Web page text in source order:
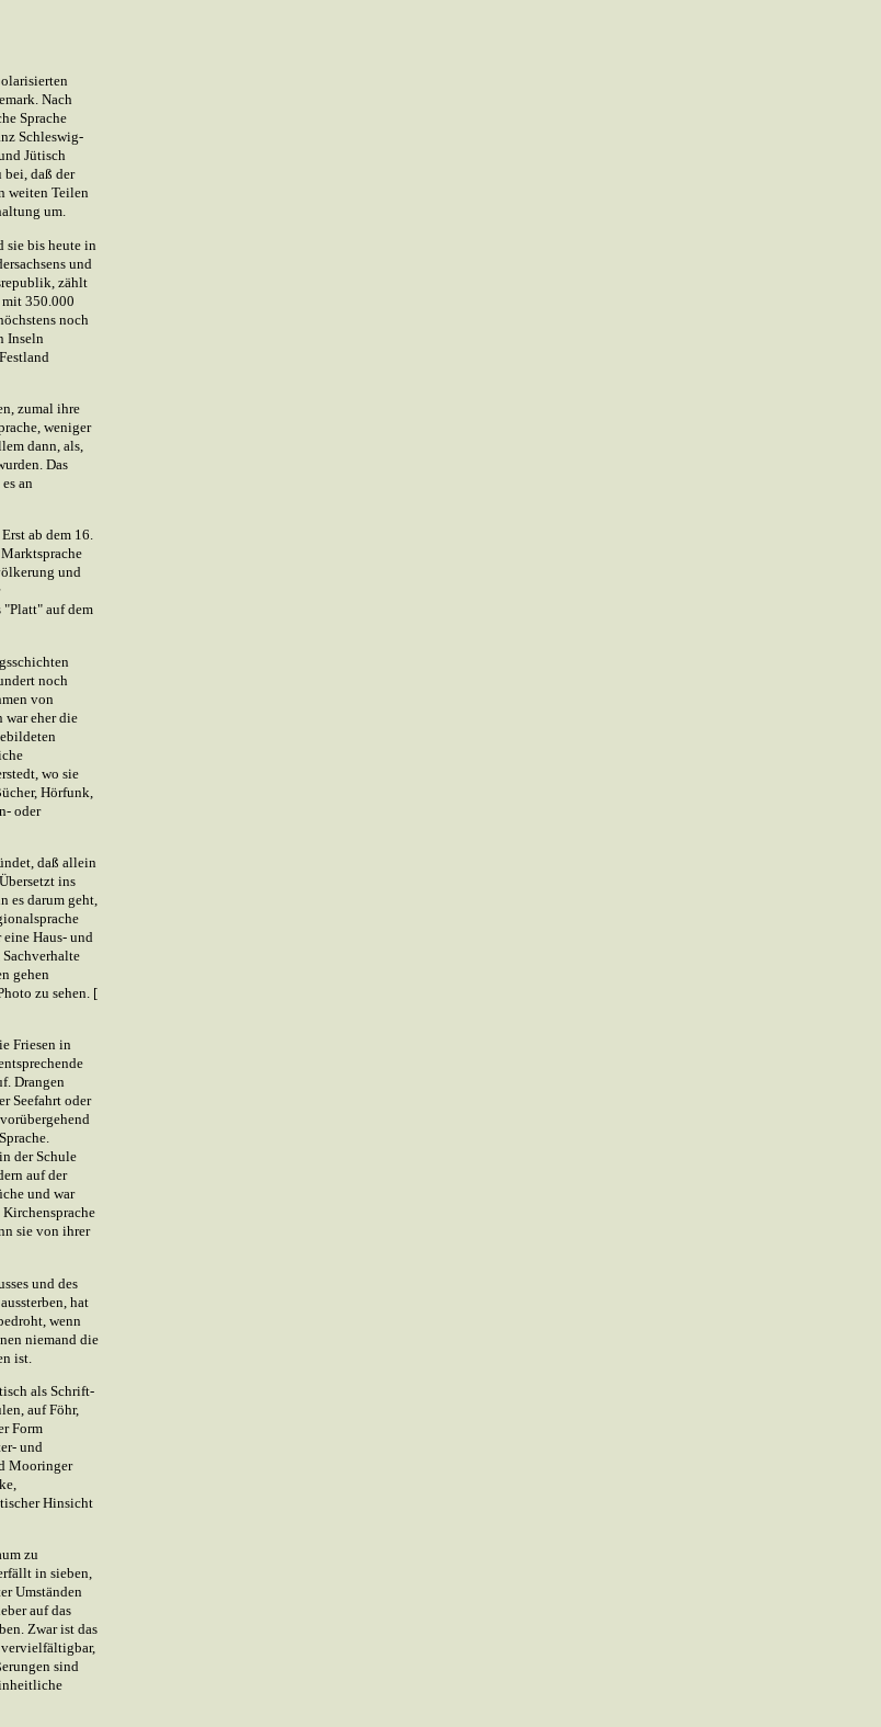
Nach
Sprache
Schleswig-
Jütisch
daß der
weiten Teilen
um.
sie bis heute in
und
zählt
mit 350.000
noch
Inseln
zumal ihre
weniger
dann, als,
Das
an
ab dem 16.
und
"Platt" auf dem
noch
von
war eher die
wo sie
Hörfunk,
oder
daß allein
ins
es darum geht,
Haus- und
gehen
zu sehen. [
Friesen in
Drangen
Seefahrt oder
der Schule
auf der
und war
sie von ihrer
und des
hat
wenn
niemand die
ist.
als Schrift-
auf Föhr,
Form
und
Mooringer
Hinsicht
zu
in sieben,
Umständen
auf das
Zwar ist das
sind